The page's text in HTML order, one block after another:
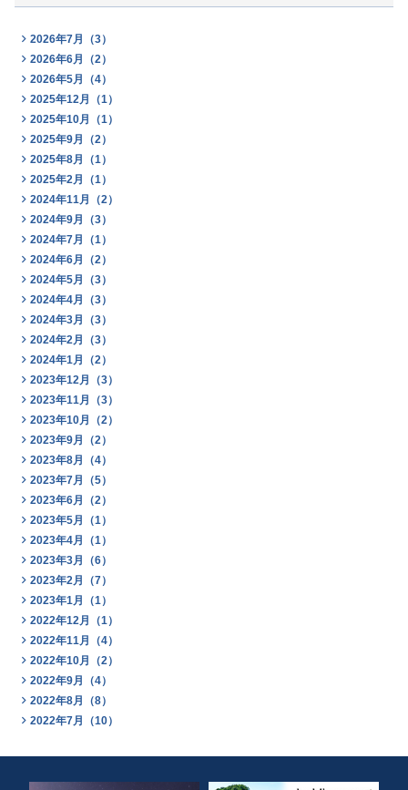
2026年7月（3）
2026年6月（2）
2026年5月（4）
2025年12月（1）
2025年10月（1）
2025年9月（2）
2025年8月（1）
2025年2月（1）
2024年11月（2）
2024年9月（3）
2024年7月（1）
2024年6月（2）
2024年5月（3）
2024年4月（3）
2024年3月（3）
2024年2月（3）
2024年1月（2）
2023年12月（3）
2023年11月（3）
2023年10月（2）
2023年9月（2）
2023年8月（4）
2023年7月（5）
2023年6月（2）
2023年5月（1）
2023年4月（1）
2023年3月（6）
2023年2月（7）
2023年1月（1）
2022年12月（1）
2022年11月（4）
2022年10月（2）
2022年9月（4）
2022年8月（8）
2022年7月（10）